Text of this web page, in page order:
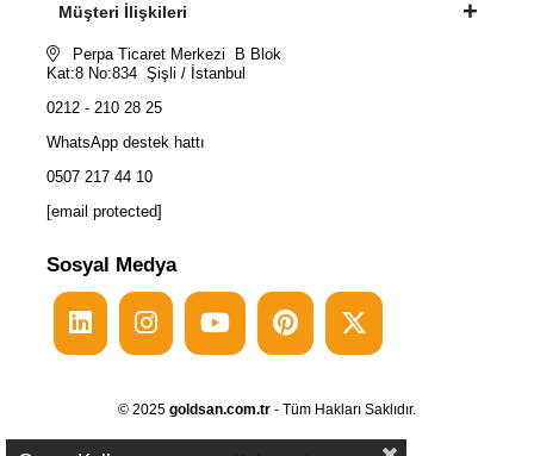
Müşteri İlişkileri
Perpa Ticaret Merkezi B Blok
Kat:8 No:834 Şişli / İstanbul
0212 - 210 28 25
WhatsApp destek hattı
0507 217 44 10
[email protected]
Sosyal Medya
© 2025 goldsan.com.tr - Tüm Hakları Saklıdır.